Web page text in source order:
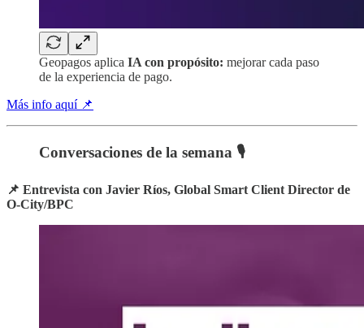
Geopagos aplica IA con propósito: mejorar cada paso
de la experiencia de pago.
Más info aquí 📌
Conversaciones de la semana 🎙️
📌 Entrevista con Javier Ríos, Global Smart Client Director de
O-City/BPC